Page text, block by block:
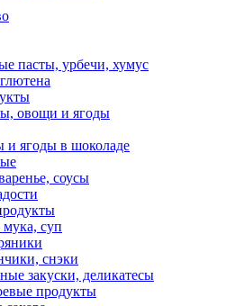
пасты, урбечи, хумус
овощи и ягоды
и ягоды в шоколаде
соусы
суп
снэки
закуски, деликатесы
продукты